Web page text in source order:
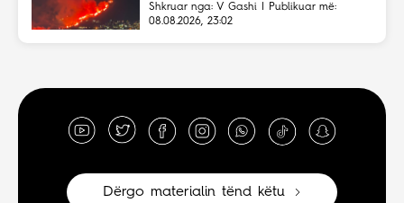
zjarrin për të djegur barin
Shkruar nga: V Gashi | Publikuar më:
08.08.2026, 23:02
Dërgo materialin tënd këtu